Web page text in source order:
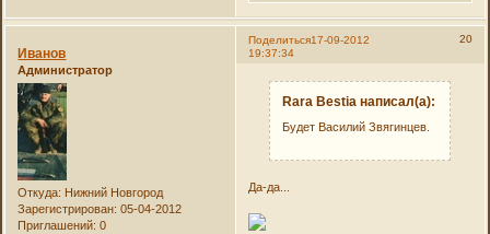
Поделиться 20
17-09-2012
19:37:34
Иванов
Администратор
Откуда: Нижний Новгород
Зарегистрирован: 05-04-2012
Приглашений: 0
Rara Bestia написал(а):
Будет Василий Звягинцев.
Да-да...